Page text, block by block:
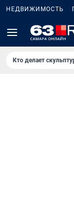
НЕДВИЖИМОСТЬ
Кто делает